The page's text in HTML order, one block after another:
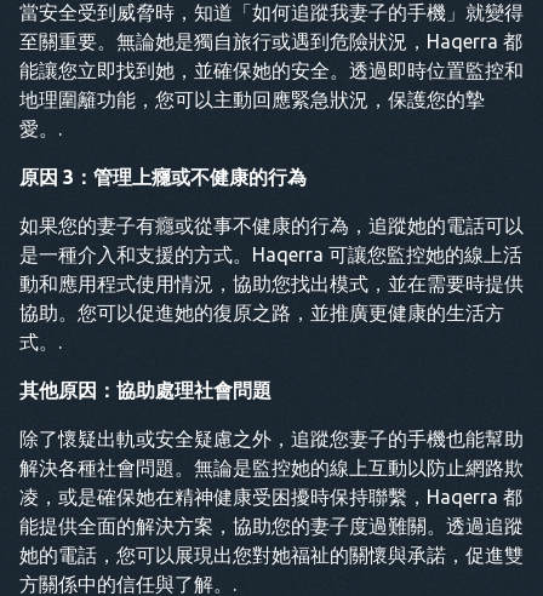
當安全受到威脅時，知道「如何追蹤我妻子的手機」就變得
至關重要。無論她是獨自旅行或遇到危險狀況，Haqerra 都
能讓您立即找到她，並確保她的安全。透過即時位置監控和
地理圍籬功能，您可以主動回應緊急狀況，保護您的摯
愛。.
原因 3：管理上癮或不健康的行為
如果您的妻子有癮或從事不健康的行為，追蹤她的電話可以
是一種介入和支援的方式。Haqerra 可讓您監控她的線上活
動和應用程式使用情況，協助您找出模式，並在需要時提供
協助。您可以促進她的復原之路，並推廣更健康的生活方
式。.
其他原因：協助處理社會問題
除了懷疑出軌或安全疑慮之外，追蹤您妻子的手機也能幫助
解決各種社會問題。無論是監控她的線上互動以防止網路欺
凌，或是確保她在精神健康受困擾時保持聯繫，Haqerra 都
能提供全面的解決方案，協助您的妻子度過難關。透過追蹤
她的電話，您可以展現出您對她福祉的關懷與承諾，促進雙
方關係中的信任與了解。.